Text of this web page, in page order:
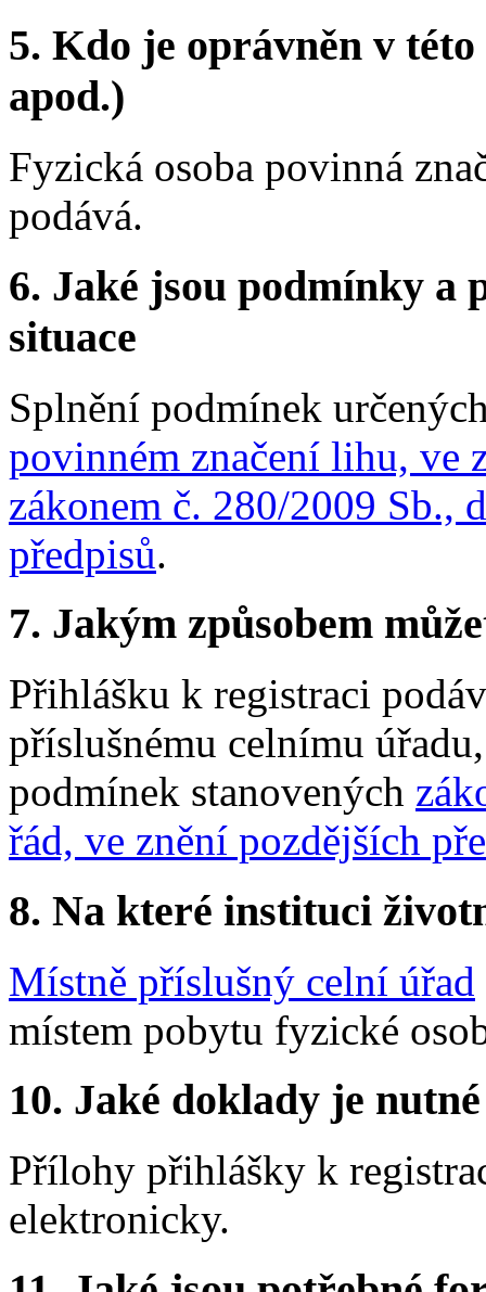
5. Kdo je oprávněn v
apod.)
Fyzická osoba povinná
podává.
6. Jaké jsou podmínky a
situace
Splnění podmínek
povinném značení lihu, ve
zákonem č. 280/2009 Sb.,
předpisů.
7. Jakým způsobem
Přihlášku k registraci
příslušnému celnímu
podmínek stanovených
řád, ve znění pozdějších
8. Na které instituci
Místně příslušný celní úřad
místem pobytu fyzické
10. Jaké doklady je
Přílohy přihlášky k
elektronicky.